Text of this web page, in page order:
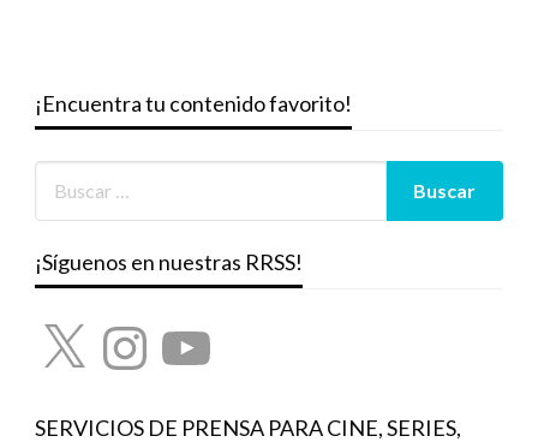
¡Encuentra tu contenido favorito!
¡Síguenos en nuestras RRSS!
X InstagramYouTube
SERVICIOS DE PRENSA PARA CINE, SERIES,